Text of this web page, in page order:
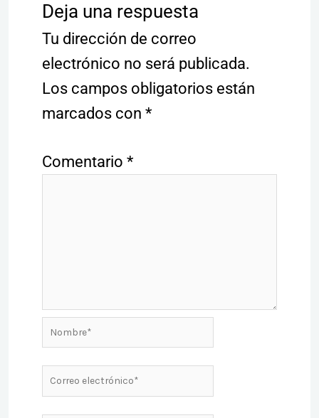
Deja una respuesta
Tu dirección de correo
electrónico no será publicada.
Los campos obligatorios están
marcados con *
Comentario *
Nombre*
Correo
electrónico*